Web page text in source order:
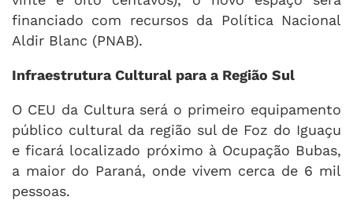
financiado com recursos da Política Nacional
Aldir Blanc (PNAB).
Infraestrutura Cultural para a Região Sul
O CEU da Cultura será o primeiro equipamento
público cultural da região sul de Foz do Iguaçu
e ficará localizado próximo à Ocupação Bubas,
a maior do Paraná, onde vivem cerca de 6 mil
pessoas.